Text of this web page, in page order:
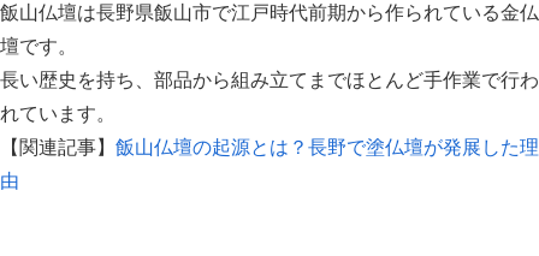
飯山仏壇は長野県飯山市で江戸時代前期から作られている金仏
壇です。
長い歴史を持ち、部品から組み立てまでほとんど手作業で行わ
れています。
【関連記事】 飯山仏壇の起源とは？長野で塗仏壇が発展した理
由